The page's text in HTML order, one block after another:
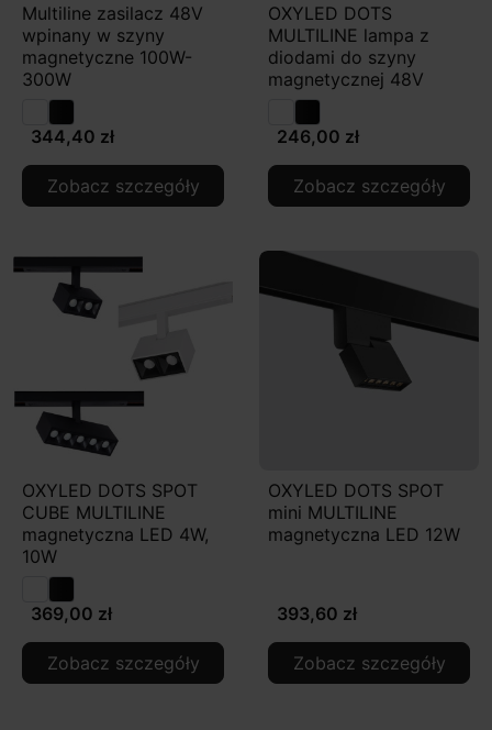
Multiline zasilacz 48V
wpinany w szyny
magnetyczne 100W-
300W
344,40 zł
Zobacz szczegóły
OXYLED DOTS
MULTILINE lampa z
diodami do szyny
magnetycznej 48V
246,00 zł
Zobacz szczegóły
OXYLED DOTS SPOT
CUBE MULTILINE
magnetyczna LED 4W,
10W
369,00 zł
Zobacz szczegóły
OXYLED DOTS SPOT
mini MULTILINE
magnetyczna LED 12W
393,60 zł
Zobacz szczegóły